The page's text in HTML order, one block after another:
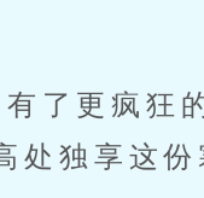
了更疯狂
处独享这